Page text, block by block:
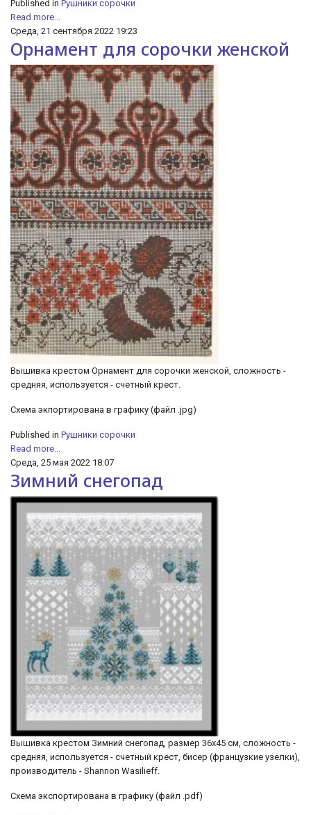
Published in Рушники сорочки
Read more...
Среда, 21 сентября 2022 19:23
Орнамент для сорочки женской
Вышивка крестом Орнамент для сорочки женской, сложность -
средняя, используется - счетный крест.
Схема экпортирована в графику (файл .jpg)
Published in Рушники сорочки
Read more...
Среда, 25 мая 2022 18:07
Зимний снегопад
Вышивка крестом Зимний снегопад, размер 36х45 см, сложность -
средняя, используется - счетный крест, бисер (французкие узелки),
производитель - Shannon Wasilieff.
Cхема экспортирована в графику (файл .pdf)